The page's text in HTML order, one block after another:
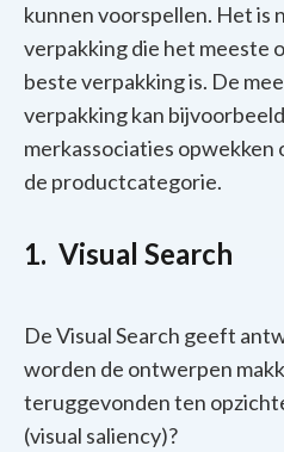
kunnen voorspellen. Het is
verpakking die het meeste
beste verpakking is. De
verpakking kan
merkassociaties opwekken
de productcategorie.
1. Visual Search
De Visual Search geeft
worden de ontwerpen
teruggevonden ten
(visual saliency)?